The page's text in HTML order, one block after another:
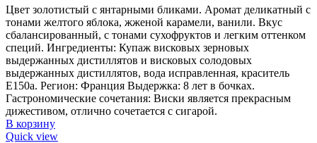
Цвет золотистый с янтарными бликами. Аромат деликатный с
тонами желтого яблока, жженой карамели, ванили. Вкус
сбалансированный, с тонами сухофруктов и легким оттенком
специй. Ингредиенты: Купаж висковых зерновых
выдержанных дистиллятов и висковых солодовых
выдержанных дистиллятов, вода исправленная, краситель
Е150а. Регион: Франция Выдержка: 8 лет в бочках.
Гастрономические сочетания: Виски является прекрасным
дижестивом, отлично сочетается с сигарой.
В корзину
Quick view